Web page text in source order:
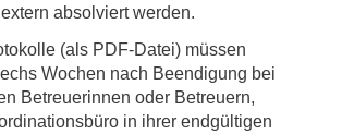
absolviert werden.
(als PDF-Datei) müssen
Wochen nach Beendigung bei
Betreuerinnen oder Betreuern,
in ihrer endgültigen